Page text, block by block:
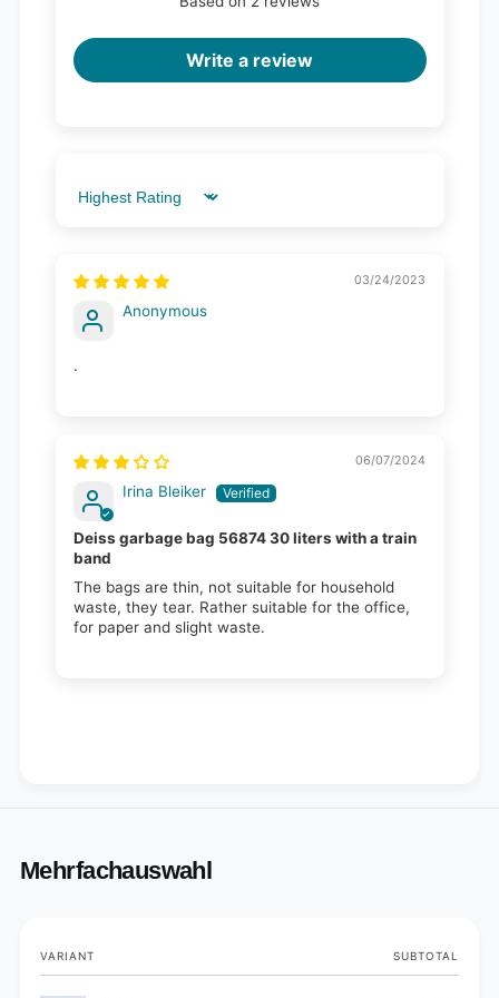
Write a review
Sort by
03/24/2023
Anonymous
.
06/07/2024
Irina Bleiker
Deiss garbage bag 56874 30 liters with a train
band
The bags are thin, not suitable for household
waste, they tear. Rather suitable for the office,
for paper and slight waste.
Mehrfachauswahl
Your
cart
VARIANT SUBTOTAL